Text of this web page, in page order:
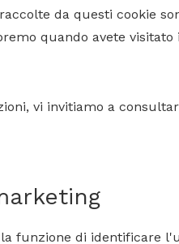
da questi cookie
quando avete
vi invitiamo a
la funzione di identificare